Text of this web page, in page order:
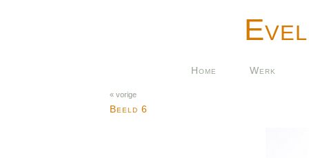
Home Werk
« vorige
Beeld 6